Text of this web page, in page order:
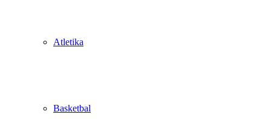
Atletika
Basketbal